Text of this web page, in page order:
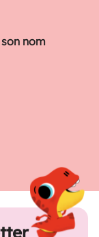
nom